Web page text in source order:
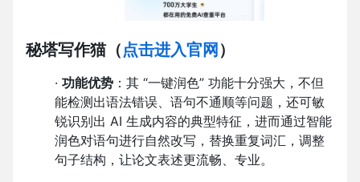
秘塔写作猫（点击进入官网 ）
· 功能优势 ：其 “一键润色” 功能十分强大，不但
能检测出语法错误、语句不通顺等问题，还可敏
锐识别出 AI 生成内容的典型特征，进而通过智能
润色对语句进行自然改写，替换重复词汇，调整
句子结构，让论文表述更流畅、专业。